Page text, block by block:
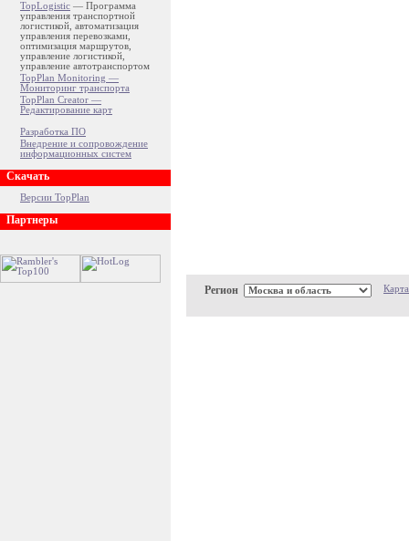
TopLogistic — Программа
управления транспортной
логистикой, автоматизация
управления перевозками,
оптимизация маршрутов,
управление логистикой,
управление автотранспортом
TopPlan Monitoring —
Мониторинг транспорта
TopPlan Creator —
Редактирование карт
Разработка ПО
Внедрение и сопровождение
информационных систем
Скачать
Версии TopPlan
Партнеры
Регион Карта